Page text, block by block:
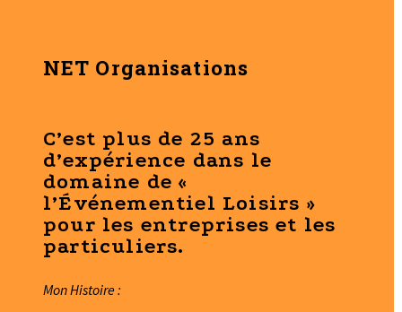
NET Organisations
C’est plus de 25 ans
d’expérience dans le
domaine de «
l’Événementiel Loisirs »
pour les entreprises et les
particuliers.
Mon Histoire :